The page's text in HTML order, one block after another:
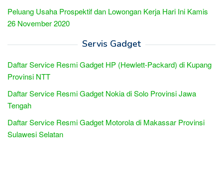
Peluang Usaha Prospektif dan Lowongan Kerja Hari Ini Kamis
26 November 2020
Servis Gadget
Daftar Service Resmi Gadget HP (Hewlett-Packard) di Kupang
Provinsi NTT
Daftar Service Resmi Gadget Nokia di Solo Provinsi Jawa
Tengah
Daftar Service Resmi Gadget Motorola di Makassar Provinsi
Sulawesi Selatan